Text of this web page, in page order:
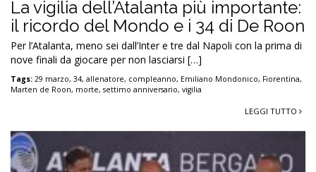
La vigilia dell’Atalanta più importante:
il ricordo del Mondo e i 34 di De Roon
Per l’Atalanta, meno sei dall’Inter e tre dal Napoli con la prima di
nove finali da giocare per non lasciarsi […]
Tags: 29 marzo, 34, allenatore, compleanno, Emiliano Mondonico, Fiorentina,
Marten de Roon, morte, settimo anniversario, vigilia
LEGGI TUTTO